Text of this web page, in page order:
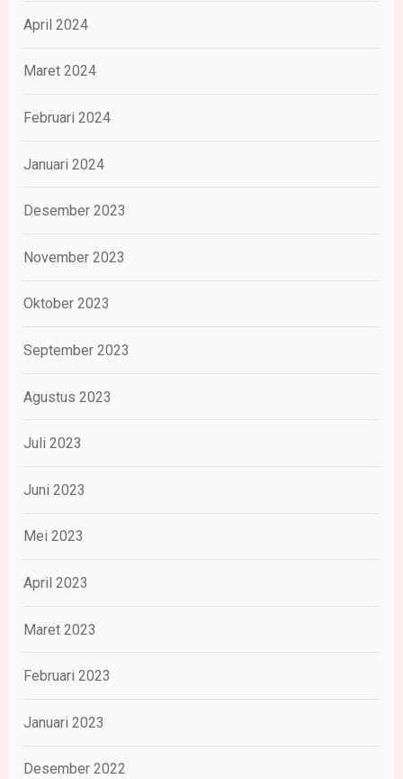
April 2024
Maret 2024
Februari 2024
Januari 2024
Desember 2023
November 2023
Oktober 2023
September 2023
Agustus 2023
Juli 2023
Juni 2023
Mei 2023
April 2023
Maret 2023
Februari 2023
Januari 2023
Desember 2022